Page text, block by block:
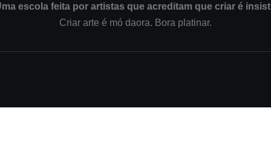
escola feita por artistas que acreditam que criar é
Criar arte é mó daora. Bora platinar.